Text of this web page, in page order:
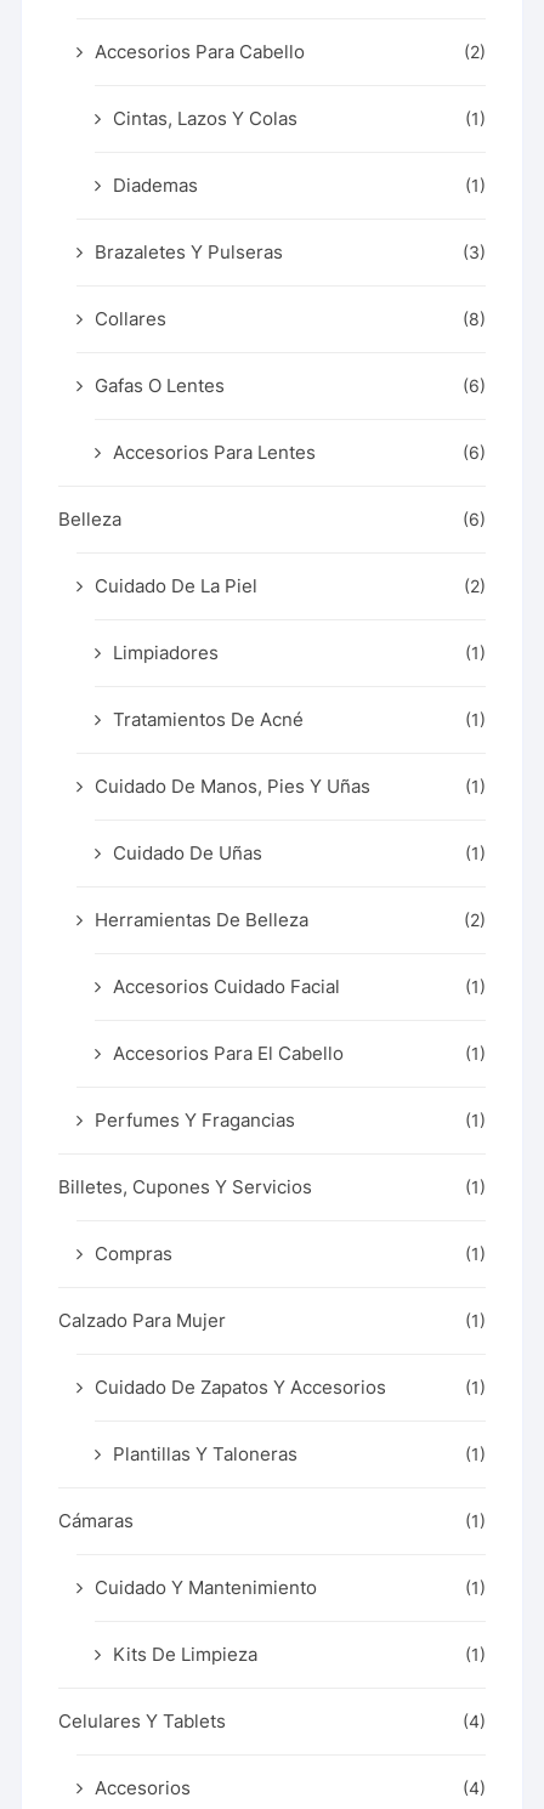
Accesorios Para Cabello (2)
Cintas, Lazos Y Colas (1)
Diademas (1)
Brazaletes Y Pulseras (3)
Collares (8)
Gafas O Lentes (6)
Accesorios Para Lentes (6)
Belleza (6)
Cuidado De La Piel (2)
Limpiadores (1)
Tratamientos De Acné (1)
Cuidado De Manos, Pies Y Uñas (1)
Cuidado De Uñas (1)
Herramientas De Belleza (2)
Accesorios Cuidado Facial (1)
Accesorios Para El Cabello (1)
Perfumes Y Fragancias (1)
Billetes, Cupones Y Servicios (1)
Compras (1)
Calzado Para Mujer (1)
Cuidado De Zapatos Y Accesorios (1)
Plantillas Y Taloneras (1)
Cámaras (1)
Cuidado Y Mantenimiento (1)
Kits De Limpieza (1)
Celulares Y Tablets (4)
Accesorios (4)